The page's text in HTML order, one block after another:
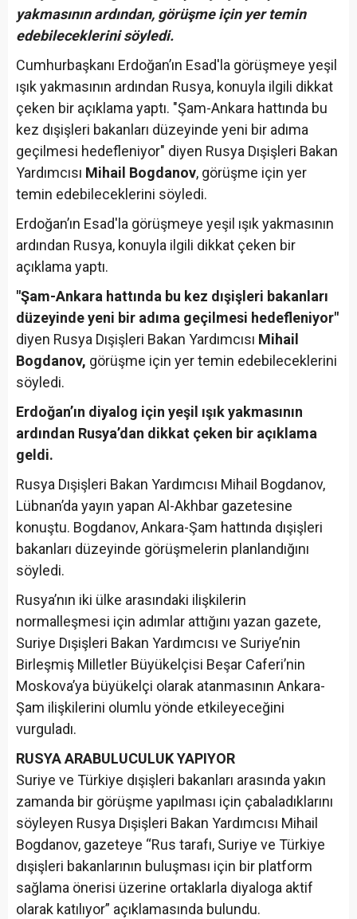
yakmasının ardından, görüşme için yer temin
edebileceklerini söyledi.
Cumhurbaşkanı Erdoğan’ın Esad'la görüşmeye yeşil
ışık yakmasının ardından Rusya, konuyla ilgili dikkat
çeken bir açıklama yaptı. "Şam-Ankara hattında bu
kez dışişleri bakanları düzeyinde yeni bir adıma
geçilmesi hedefleniyor" diyen Rusya Dışişleri Bakan
Yardımcısı Mihail Bogdanov, görüşme için yer
temin edebileceklerini söyledi.
Erdoğan’ın Esad'la görüşmeye yeşil ışık yakmasının
ardından Rusya, konuyla ilgili dikkat çeken bir
açıklama yaptı.
"Şam-Ankara hattında bu kez dışişleri bakanları
düzeyinde yeni bir adıma geçilmesi hedefleniyor"
diyen Rusya Dışişleri Bakan Yardımcısı Mihail
Bogdanov, görüşme için yer temin edebileceklerini
söyledi.
Erdoğan’ın diyalog için yeşil ışık yakmasının
ardından Rusya’dan dikkat çeken bir açıklama
geldi.
Rusya Dışişleri Bakan Yardımcısı Mihail Bogdanov,
Lübnan’da yayın yapan Al-Akhbar gazetesine
konuştu. Bogdanov, Ankara-Şam hattında dışişleri
bakanları düzeyinde görüşmelerin planlandığını
söyledi.
Rusya’nın iki ülke arasındaki ilişkilerin
normalleşmesi için adımlar attığını yazan gazete,
Suriye Dışişleri Bakan Yardımcısı ve Suriye’nin
Birleşmiş Milletler Büyükelçisi Beşar Caferi’nin
Moskova’ya büyükelçi olarak atanmasının Ankara-
Şam ilişkilerini olumlu yönde etkileyeceğini
vurguladı.
RUSYA ARABULUCULUK YAPIYOR
Suriye ve Türkiye dışişleri bakanları arasında yakın
zamanda bir görüşme yapılması için çabaladıklarını
söyleyen Rusya Dışişleri Bakan Yardımcısı Mihail
Bogdanov, gazeteye “Rus tarafı, Suriye ve Türkiye
dışişleri bakanlarının buluşması için bir platform
sağlama önerisi üzerine ortaklarla diyaloga aktif
olarak katılıyor” açıklamasında bulundu.